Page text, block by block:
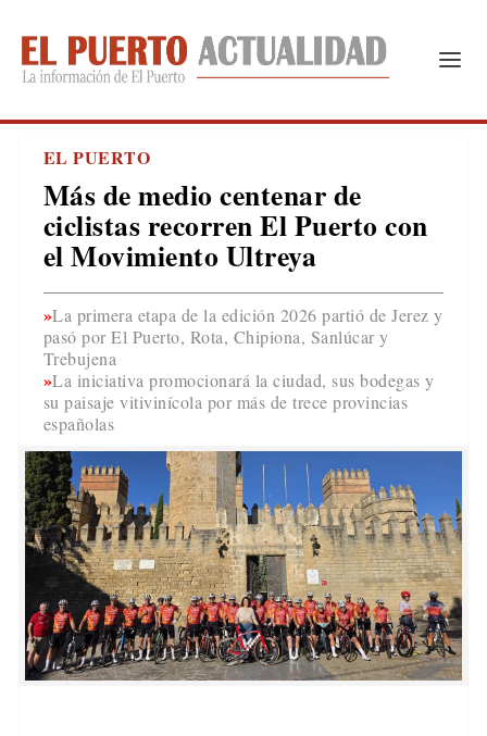
EL PUERTO
Más de medio centenar de
ciclistas recorren El Puerto con
el Movimiento Ultreya
La primera etapa de la edición 2026 partió de Jerez y
pasó por El Puerto, Rota, Chipiona, Sanlúcar y
Trebujena
La iniciativa promocionará la ciudad, sus bodegas y
su paisaje vitivinícola por más de trece provincias
españolas